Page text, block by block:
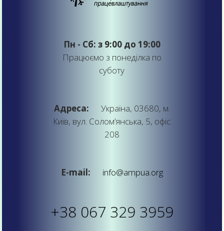
Пн - Сб: з 9:00 до 19:00
Працюємо з понеділка по
суботу
Адреса:
Україна, 03680, м.
Київ, вул. Солом’янська, 5, офіс
208
E-mail: info@ampua.org
+38 067 329 3959